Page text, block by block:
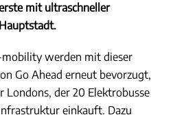
mit ultraschneller
mobility werden mit dieser
Go Ahead erneut bevorzugt,
der 20 Elektrobusse
einkauft. Dazu